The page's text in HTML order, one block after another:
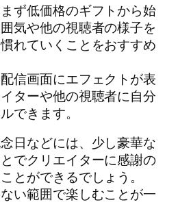
ず低価格のギフトから始
気や他の視聴者の様子を
れていくことをおすすめ
信画面にエフェクトが表
ターや他の視聴者に自分
できます。
日などには、少し豪華な
でクリエイターに感謝の
とができるでしょう。
い範囲で楽しむことが一